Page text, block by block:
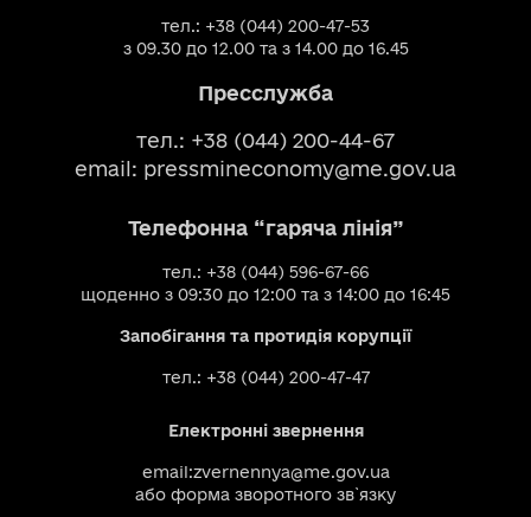
тел.: +38 (044) 200-47-53
з 09.30 до 12.00 та з 14.00 до 16.45
Пресслужба
тел.: +38 (044) 200-44-67
email: pressmineconomy@me.gov.ua
Телефонна “гаряча лінія”
тел.: +38 (044) 596-67-66
щоденно з 09:30 до 12:00 та з 14:00 до 16:45
Запобігання та протидія корупції
тел.: +38 (044) 200-47-47
Електронні звернення
email:zvernennya@me.gov.ua
або форма зворотного зв`язку